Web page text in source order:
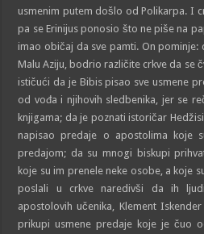
usmenim putem došlo od Polikarpa. I
pa se Erinijus ponosio što ne piše na
imao običaj da sve pamti. On
Malu Aziju, bodrio različite crkve da se
ističući da je Bibis pisao sve usmene
od vođa i njihovih sledbenika, jer se
knjigama; da je poznati istoričar
napisao predaje o apostolima koje
predajom; da su mnogi biskupi
koje su im prenele neke osobe, a koje
poslali u crkve naredivši da ih
apostolovih učenika, Klement
prikupi usmene predaje koje je čuo